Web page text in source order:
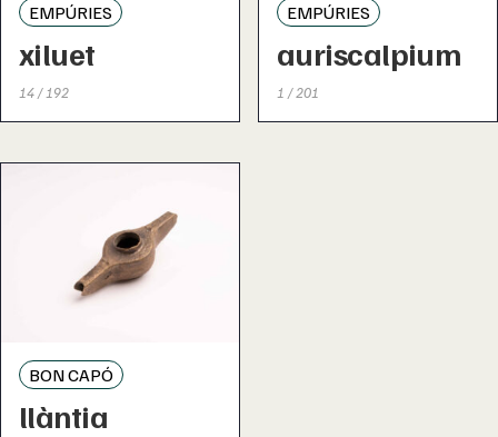
EMPÚRIES
xiluet
14 / 192
EMPÚRIES
auriscalpium
1 / 201
BON CAPÓ
llàntia